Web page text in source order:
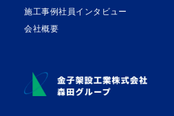
施工事例
会社概要
社員インタビュー